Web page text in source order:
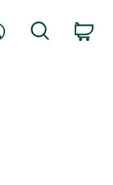
My AccountSearch